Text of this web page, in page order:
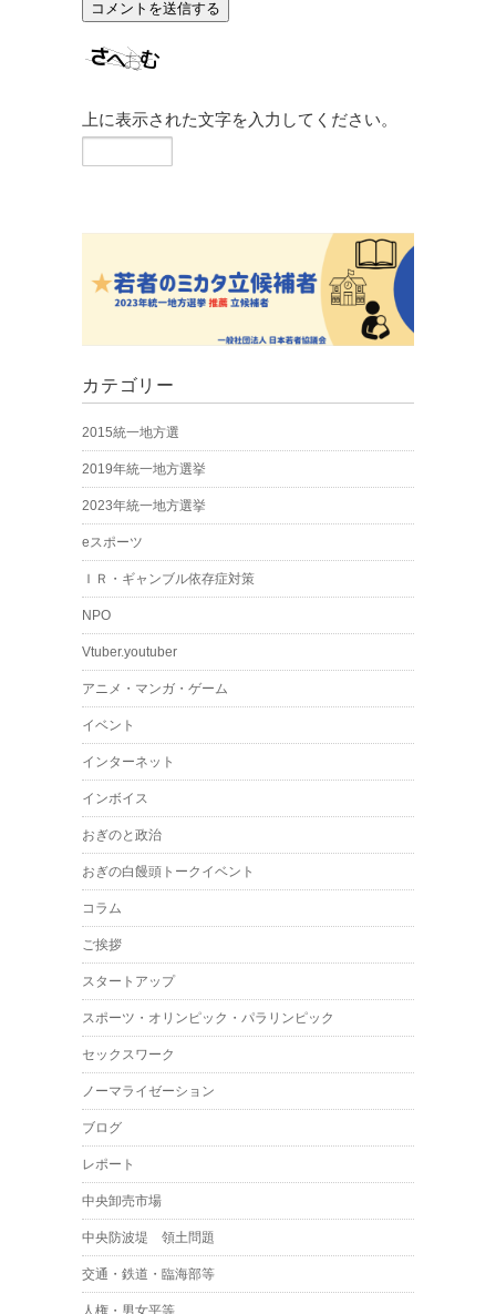
上に表示された文字を入力してください。
カテゴリー
2015統一地方選
2019年統一地方選挙
2023年統一地方選挙
eスポーツ
ＩＲ・ギャンブル依存症対策
NPO
Vtuber.youtuber
アニメ・マンガ・ゲーム
イベント
インターネット
インボイス
おぎのと政治
おぎの白饅頭トークイベント
コラム
ご挨拶
スタートアップ
スポーツ・オリンピック・パラリンピック
セックスワーク
ノーマライゼーション
ブログ
レポート
中央卸売市場
中央防波堤 領土問題
交通・鉄道・臨海部等
人権・男女平等